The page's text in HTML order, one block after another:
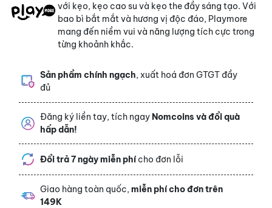
với kẹo, kẹo cao su và kẹo the đầy sáng tạo. Với
bao bì bắt mắt và hương vị độc đáo, Playmore
mang đến niềm vui và năng lượng tích cực trong
từng khoảnh khắc.
Sản phẩm chính ngạch, xuất hoá đơn GTGT đầy
đủ
Đăng ký liền tay, tích ngay Nomcoins và đổi quà
hấp dẫn!
Đổi trả 7 ngày miễn phícho đơn lỗi
Giao hàng toàn quốc,miễn phí cho đơn trên
149K